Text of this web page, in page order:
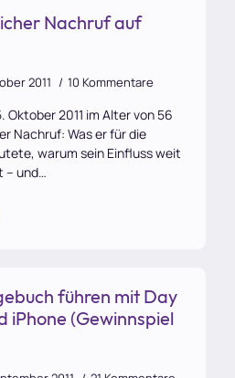
Nachruf auf
2011 10 Kommentare
Oktober 2011 im Alter von 56
Nachruf: Was er für die
warum sein Einfluss weit
– und…
führen mit Day
iPhone (Gewinnspiel